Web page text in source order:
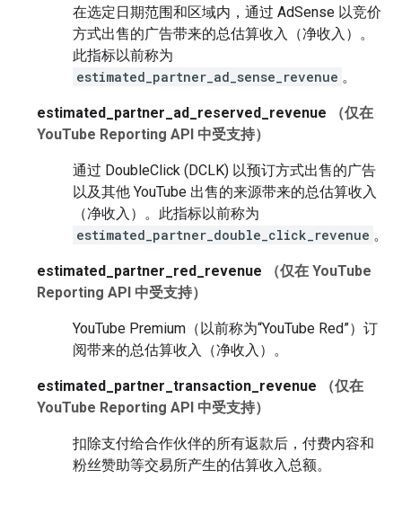
在选定日期范围和区域内，通过 AdSense 以竞价
方式出售的广告带来的总估算收入（净收入）。
此指标以前称为
estimated_partner_ad_sense_revenue 。
estimated_partner_ad_reserved_revenue
（仅在
YouTube Reporting API 中受支持）
通过 DoubleClick (DCLK) 以预订方式出售的广告
以及其他 YouTube 出售的来源带来的总估算收入
（净收入）。此指标以前称为
estimated_partner_double_click_revenue 。
estimated_partner_red_revenue
（仅在 YouTube
Reporting API 中受支持）
YouTube Premium（以前称为“YouTube Red”）订
阅带来的总估算收入（净收入）。
estimated_partner_transaction_revenue
（仅在
YouTube Reporting API 中受支持）
扣除支付给合作伙伴的所有返款后，付费内容和
粉丝赞助等交易所产生的估算收入总额。